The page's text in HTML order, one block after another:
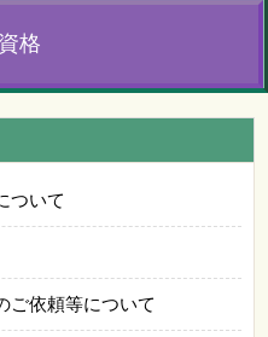
格
ついて
依頼等について